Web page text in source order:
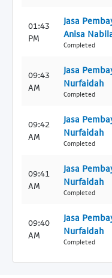
01:43
PM
Jasa
Anisa
Completed
09:43
AM
Jasa
Nurfaidah
Completed
09:42
AM
Jasa
Nurfaidah
Completed
09:41
AM
Jasa
Nurfaidah
Completed
09:40
AM
Jasa
Nurfaidah
Completed